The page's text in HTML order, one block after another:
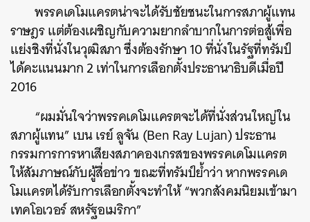
พรรคเดโมแครตน่าจะได้รับชัยชนะในการสภาผู้แทน
ราษฎร แต่ต้องเผชิญกับความยากลำบากในการต่อสู้เพื่อ
แย่งชิงที่นั่งในวุฒิสภา ซึ่งต้องรักษา 10 ที่นั่งในรัฐที่ทรัมป์
ได้คะแนนมาก 2 เท่าในการเลือกตั้งประธานาธิบดีเมื่อปี
2016
“ผมมั่นใจว่าพรรคเดโมแครตจะได้ที่นั่งส่วนใหญ่ใน
สภาผู้แทน” เบน เรย์ ลูจัน (Ben Ray Lujan) ประธาน
กรรมการการหาเสียงสภาคองเกรสของพรรคเดโมแครต
ให้สัมภาษณ์กับผู้สื่อข่าว ขณะที่ทรัมป์ย้ำว่า หากพรรคเด
โมแครตได้รับการเลือกตั้งจะทำให้ “พวกสังคมนิยมเข้ามา
เทคโอเวอร์ สหรัฐอเมริกา”